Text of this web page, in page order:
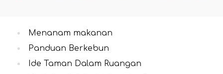
Menanam makanan
Panduan Berkebun
Ide Taman Dalam Ruangan